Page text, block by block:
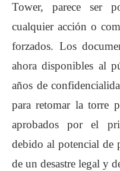
Tower, parece ser
cualquier acción o
forzados. Los
ahora disponibles al
años de
para retomar la torre
aprobados por el
debido al potencial de
de un desastre legal y